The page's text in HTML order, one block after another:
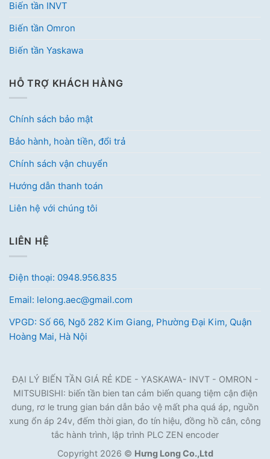
Biến tần INVT
Biến tần Omron
Biến tần Yaskawa
HỖ TRỢ KHÁCH HÀNG
Chính sách bảo mật
Bảo hành, hoàn tiền, đổi trả
Chính sách vận chuyển
Hướng dẫn thanh toán
Liên hệ với chúng tôi
LIÊN HỆ
Điện thoại: 0948.956.835
Email: lelong.aec@gmail.com
VPGD: Số 66, Ngõ 282 Kim Giang, Phường Đại Kim, Quận
Hoàng Mai, Hà Nội
ĐẠI LÝ BIẾN TẦN GIÁ RẺ KDE - YASKAWA- INVT - OMRON -
MITSUBISHI: biến tần bien tan cảm biến quang tiệm cận điện
dung, rơ le trung gian bán dẫn bảo vệ mất pha quá áp, nguồn
xung ổn áp 24v, đếm thời gian, đo tín hiệu, đồng hồ cân, công
tắc hành trình, lập trình PLC ZEN encoder
Copyright 2026 © Hưng Long Co.,Ltd